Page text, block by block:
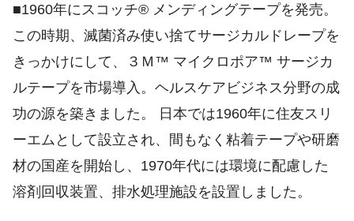
■1960年にスコッチ® メンディングテープを発売。
この時期、滅菌済み使い捨てサージカルドレープを
きっかけにして、３Ｍ™ マイクロポア™ サージカ
ルテープを市場導入。ヘルスケアビジネス分野の成
功の源を築きました。 日本では1960年に住友スリ
ーエムとして設立され、間もなく粘着テープや研磨
材の国産を開始し、1970年代には環境に配慮した
溶剤回収装置、排水処理施設を設置しました。